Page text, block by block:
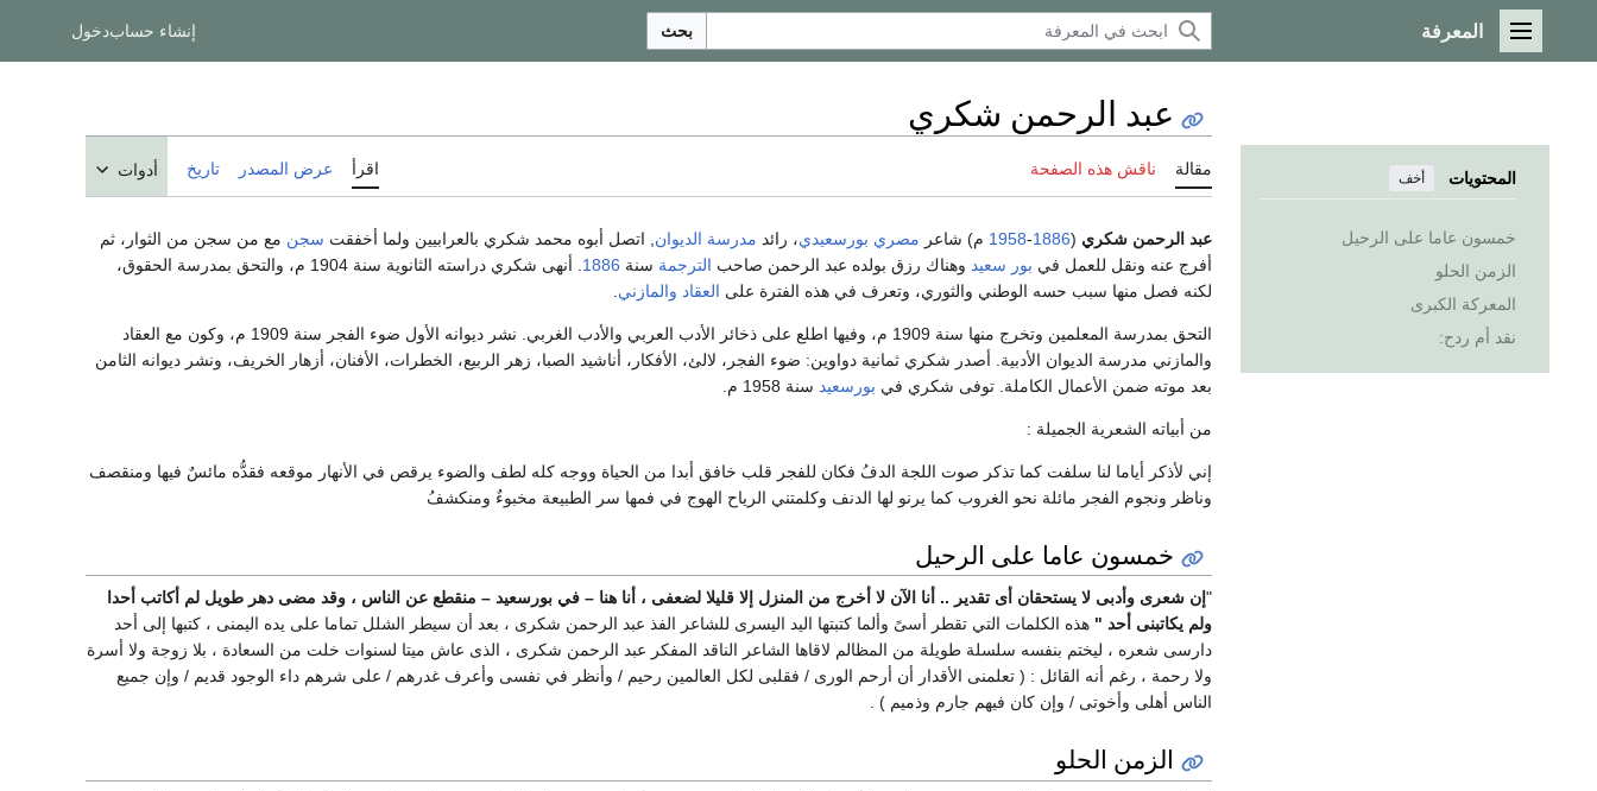
القائمة الرئيسية
المعرفة بحث إنشاء حسابدخول
المحتويات أخف
خمسون عاما على الرحيل
الزمن الحلو
المعركة الكبرى
نقد أم ردح:
عبد الرحمن شكري
مقالة ناقش هذه الصفحة اقرأ عرض المصدر تاريخ أدوات
عبد الرحمن شكري (
1886
-
1958 م) شاعر مصري بورسعيدي، رائد مدرسة الديوان , اتصل أبوه محمد شكري بالعرابيين ولما أخفقت سجن مع من سجن من الثوار، ثم
أفرج عنه ونقل للعمل في بور سعيد وهناك رزق بولده عبد الرحمن صاحب الترجمة سنة 1886
. أنهى شكري دراسته الثانوية سنة 1904 م، والتحق بمدرسة الحقوق،
لكنه فصل منها سبب حسه الوطني والثوري، وتعرف في هذه الفترة على العقاد والمازني
التحق بمدرسة المعلمين وتخرج منها سنة 1909 م، وفيها اطلع على ذخائر الأدب العربي والأدب الغربي. نشر ديوانه الأول ضوء الفجر سنة 1909 م، وكون مع العقاد
والمازني مدرسة الديوان الأدبية. أصدر شكري ثمانية دواوين: ضوء الفجر، لالئ، الأفكار، أناشيد الصبا، زهر الربيع، الخطرات، الأفنان، أزهار الخريف، ونشر ديوانه الثامن
بعد موته ضمن الأعمال الكاملة. توفى شكري في بورسعيد سنة 1958 م.
من أبياته الشعرية الجميلة :
إني لأذكر أياما لنا سلفت كما تذكر صوت اللجة الدفُ فكان للفجر قلب خافق أبدا من الحياة ووجه كله لطف والضوء يرقص في الأنهار موقعه فقدُّه مائسٌ فيها ومنقصف
وناظر ونجوم الفجر مائلة نحو الغروب كما يرنو لها الدنف وكلمتني الرياح الهوج في فمها سر الطبيعة مخبوءٌ ومنكشفُ
خمسون عاما على الرحيل
" إن شعرى وأدبى لا يستحقان أى تقدير .. أنا الآن لا أخرج من المنزل إلا قليلا لضعفى ، أنا هنا – في بورسعيد – منقطع عن الناس ، وقد مضى دهر طويل لم أكاتب أحدا
ولم يكاتبنى أحد " هذه الكلمات التي تقطر أسىً وألما كتبتها اليد اليسرى للشاعر الفذ عبد الرحمن شكرى ، بعد أن سيطر الشلل تماما على يده اليمنى ، كتبها إلى أحد
دارسى شعره ، ليختم بنفسه سلسلة طويلة من المظالم لاقاها الشاعر الناقد المفكر عبد الرحمن شكرى ، الذى عاش ميتا لسنوات خلت من السعادة ، بلا زوجة ولا أسرة
ولا رحمة ، رغم أنه القائل : ( تعلمنى الأقدار أن أرحم الورى / فقلبى لكل العالمين رحيم / وأنظر في نفسى وأعرف غدرهم / على شرهم داء الوجود قديم / وإن جميع
الناس أهلى وأخوتى / وإن كان فيهم جارم وذميم ) .
الزمن الحلو